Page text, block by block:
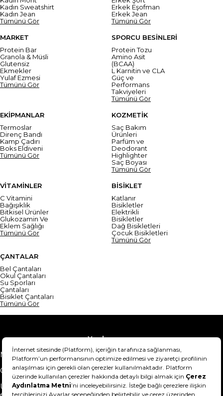
Kadın Sweatshirt
Kadın Jean
Tümünü Gör
Erkek Eşofman
Erkek Jean
Tümünü Gör
MARKET
Protein Bar
Granola & Müsli
Glutensiz
Ekmekler
Yulaf Ezmesi
Tümünü Gör
SPORCU BESİNLERİ
Protein Tozu
Amino Asit
(BCAA)
L Karnitin ve CLA
Güç ve
Performans
Takviyeleri
Tümünü Gör
EKİPMANLAR
Termoslar
Direnç Bandı
Kamp Çadırı
Boks Eldiveni
Tümünü Gör
KOZMETİK
Saç Bakım
Ürünleri
Parfüm ve
Deodorant
Highlighter
Saç Boyası
Tümünü Gör
VİTAMİNLER
C Vitamini
Bağışıklık
Bitkisel Ürünler
Glukozamin Ve
Eklem Sağlığı
Tümünü Gör
BİSİKLET
Katlanır
Bisikletler
Elektrikli
Bisikletler
Dağ Bisikletleri
Çocuk Bisikletleri
Tümünü Gör
ÇANTALAR
Bel Çantaları
Okul Çantaları
Su Sporları
Çantaları
Bisiklet Çantaları
Tümünü Gör
Yardım
Mesafeli Satış Sözleşmesi
Teslimat Bilgisi
Gizlilik Sözleşmesi
Şartlar & Koşullar
Ürünümü nasıl iade
Hakkımızda